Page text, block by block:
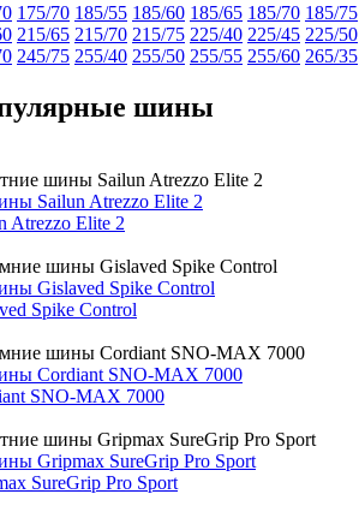
175/70 185/55 185/60 185/65 185/70 185/75
215/65 215/70 215/75 225/40 225/45 225/50
245/75 255/40 255/50 255/55 255/60 265/35
шины
Atrezzo Elite 2
Spike Control
SNO-MAX 7000
SureGrip Pro Sport